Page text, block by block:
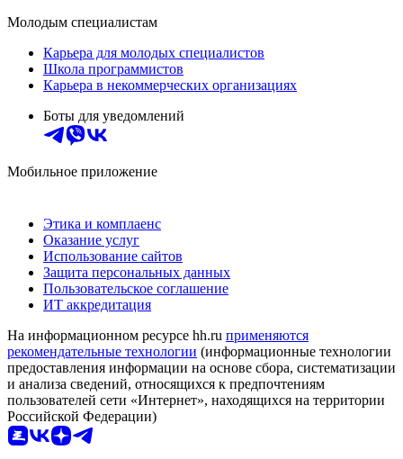
Молодым специалистам
Карьера для молодых специалистов
Школа программистов
Карьера в некоммерческих организациях
Боты для уведомлений
Мобильное приложение
Этика и комплаенс
Оказание услуг
Использование сайтов
Защита персональных данных
Пользовательское соглашение
ИТ аккредитация
На информационном ресурсе hh.ru применяются
рекомендательные технологии (информационные технологии
предоставления информации на основе сбора, систематизации
и анализа сведений, относящихся к предпочтениям
пользователей сети «Интернет», находящихся на территории
Российской Федерации)